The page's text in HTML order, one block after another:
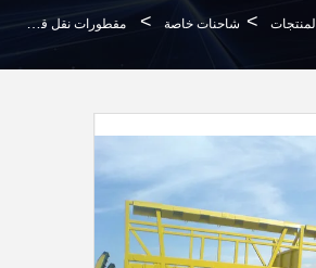
المنتجات > شاحنات خاصة > مقطورات نقل قصب السكر ذات الغرض الخاص بحجم الحمولة 14000 كجم